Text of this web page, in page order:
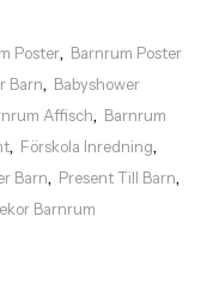
Poster, Barnrum Poster
Barn, Babyshower
Affisch, Barnrum
, Förskola Inredning,
Barn, Present Till Barn,
Barnrum